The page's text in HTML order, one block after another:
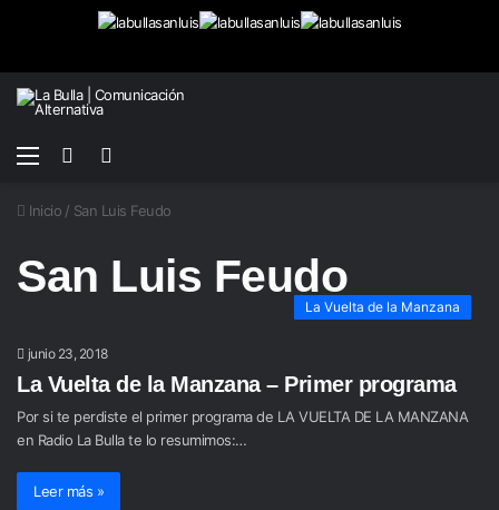
Menú
Buscar
Inicio / San Luis Feudo
San Luis Feudo
La Vuelta de la Manzana
junio 23, 2018
La Vuelta de la Manzana – Primer programa
Por si te perdiste el primer programa de LA VUELTA DE LA MANZANA
en Radio La Bulla te lo resumimos:…
Leer más »